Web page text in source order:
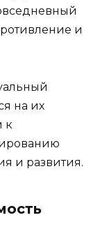
и
на их
к
и развития.